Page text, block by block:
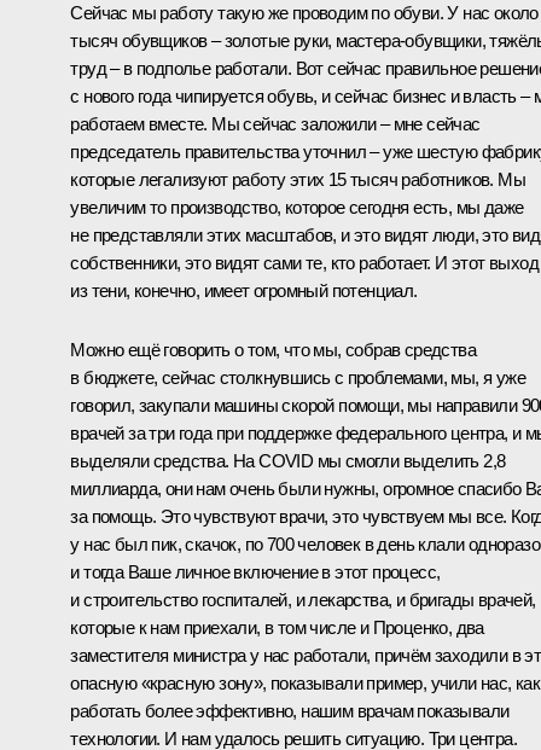
Сейчас мы работу такую же проводим по обуви. У нас около
тысяч обувщиков – золотые руки, мастера-обувщики,
труд – в подполье работали. Вот сейчас правильное
с нового года чипируется обувь, и сейчас бизнес и власть –
работаем вместе. Мы сейчас заложили – мне сейчас
председатель правительства уточнил – уже шестую
которые легализуют работу этих 15 тысяч работников. Мы
увеличим то производство, которое сегодня есть, мы даже
не представляли этих масштабов, и это видят люди, это
собственники, это видят сами те, кто работает. И этот выход
из тени, конечно, имеет огромный потенциал.
Можно ещё говорить о том, что мы, собрав средства
в бюджете, сейчас столкнувшись с проблемами, мы, я уже
говорил, закупали машины скорой помощи, мы направили
врачей за три года при поддержке федерального центра, и
выделяли средства. На COVID мы смогли выделить 2,8
миллиарда, они нам очень были нужны, огромное спасибо
за помощь. Это чувствуют врачи, это чувствуем мы все.
у нас был пик, скачок, по 700 человек в день клали
и тогда Ваше личное включение в этот процесс,
и строительство госпиталей, и лекарства, и бригады врачей,
которые к нам приехали, в том числе и Проценко, два
заместителя министра у нас работали, причём заходили в
опасную «красную зону», показывали пример, учили нас, как
работать более эффективно, нашим врачам показывали
технологии. И нам удалось решить ситуацию. Три центра.